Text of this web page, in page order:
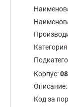
Корпус:
Описание:
Код за